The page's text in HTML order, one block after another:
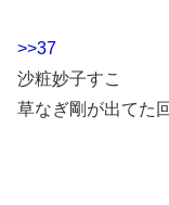
>>37
沙粧妙子すこ
草なぎ剛が出てた